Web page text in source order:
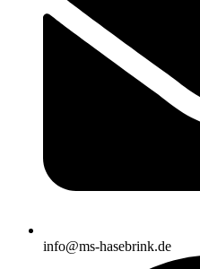
info@ms-hasebrink.de